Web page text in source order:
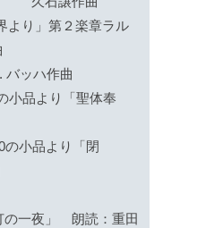
り」第２楽章ラル
ッハ作曲
品より「聖体奉
小品より「閉
の一夜」 朗読：重田